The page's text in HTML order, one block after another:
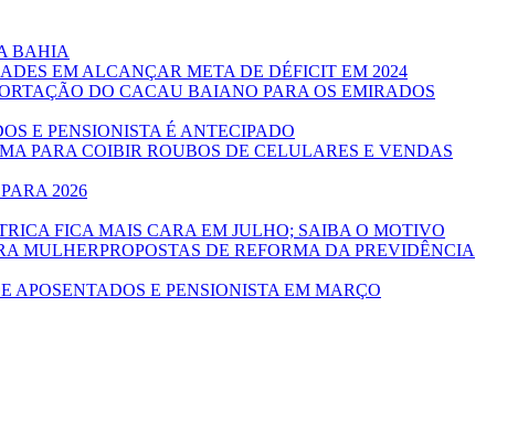
BAHIA
EM ALCANÇAR META DE DÉFICIT EM 2024
DO CACAU BAIANO PARA OS EMIRADOS
E PENSIONISTA É ANTECIPADO
PARA COIBIR ROUBOS DE CELULARES E VENDAS
2026
FICA MAIS CARA EM JULHO; SAIBA O MOTIVO
PROPOSTAS DE REFORMA DA PREVIDÊNCIA
APOSENTADOS E PENSIONISTA EM MARÇO